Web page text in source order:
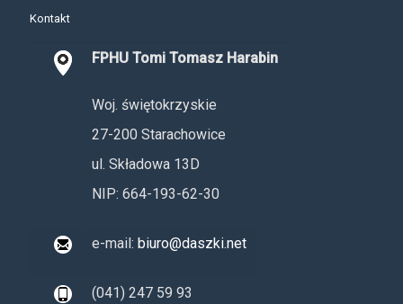
Kontakt
FPHU Tomi Tomasz Harabin
Woj. świętokrzyskie
27-200 Starachowice
ul. Składowa 13D
NIP: 664-193-62-30
e-mail: biuro@daszki.net
(041) 247 59 93